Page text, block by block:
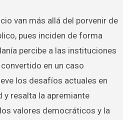
van más allá del porvenir de
pues inciden de forma
percibe a las instituciones
en un caso
los desafíos actuales en
y resalta la apremiante
valores democráticos y la